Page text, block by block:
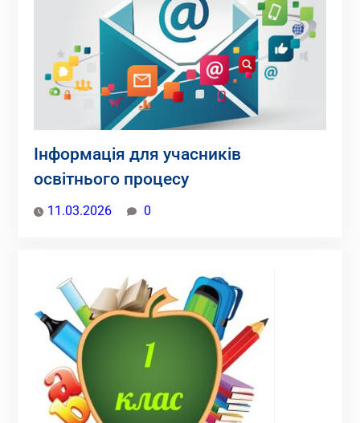
Інформація для учасників
освітнього процесу
11.03.2026 0